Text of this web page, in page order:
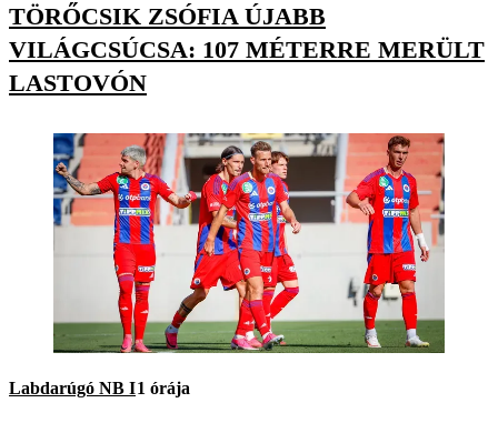
TÖRŐCSIK ZSÓFIA ÚJABB
VILÁGCSÚCSA: 107 MÉTERRE MERÜLT
LASTOVÓN
Labdarúgó NB I1 órája